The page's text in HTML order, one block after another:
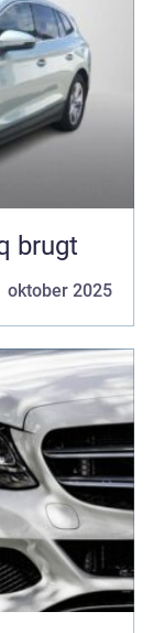
brugt
oktober 2025